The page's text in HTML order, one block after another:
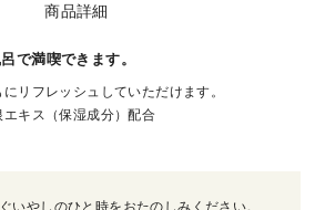
商品詳細
で満喫できます。
リフレッシュしていただけます。
キス（保湿成分）配合
いやしのひと時をおたのしみください。